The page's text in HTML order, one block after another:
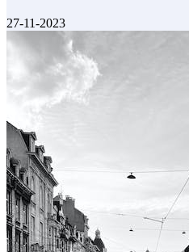
27-11-2023